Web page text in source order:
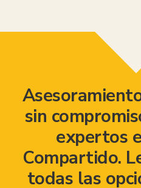
sin
expertos
Compartido.
todas las